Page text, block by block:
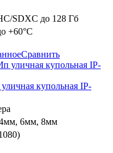
SDXC до 128 Гб
+60°C
Сравнить
купольная IP-
6мм, 8мм